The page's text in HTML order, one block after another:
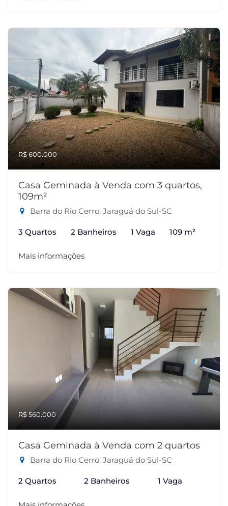
R$ 600.000
Casa Geminada à Venda com 3 quartos,
109m²
Barra do Rio Cerro, Jaraguá do Sul-SC
3 Quartos 2 Banheiros 1 Vaga 109 m²
Mais informações
R$ 560.000
Casa Geminada à Venda com 2 quartos
Barra do Rio Cerro, Jaraguá do Sul-SC
2 Quartos 2 Banheiros 1 Vaga